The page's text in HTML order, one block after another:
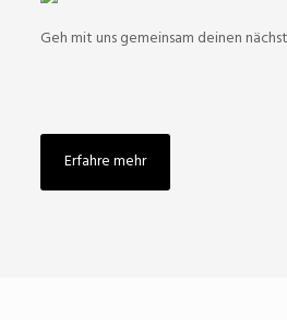
Geh mit uns gemeinsam deinen
Erfahre mehr